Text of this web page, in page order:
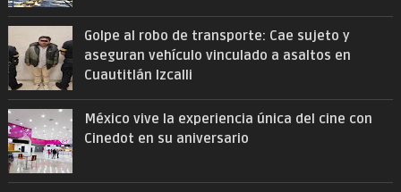
Golpe al robo de transporte: Cae sujeto y
aseguran vehículo vinculado a asaltos en
Cuautitlán Izcalli
México vive la experiencia única del cine con
Cinedot en su aniversario